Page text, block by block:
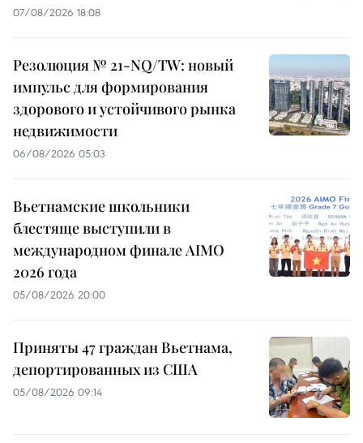
07/08/2026 18:08
Резолюция № 21-NQ/TW: новый
импульс для формирования
здорового и устойчивого рынка
недвижимости
06/08/2026 05:03
Вьетнамские школьники
блестяще выступили в
международном финале AIMO
2026 года
05/08/2026 20:00
Приняты 47 граждан Вьетнама,
депортированных из США
05/08/2026 09:14